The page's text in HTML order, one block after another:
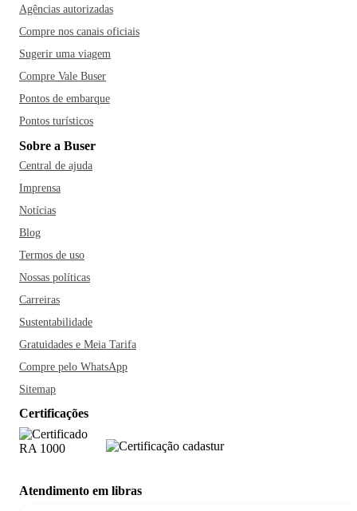
Agências autorizadas
Compre nos canais oficiais
Sugerir uma viagem
Compre Vale Buser
Pontos de embarque
Pontos turísticos
Sobre a Buser
Central de ajuda
Imprensa
Notícias
Blog
Termos de uso
Nossas políticas
Carreiras
Sustentabilidade
Gratuidades e Meia Tarifa
Compre pelo WhatsApp
Sitemap
Certificações
Atendimento em libras